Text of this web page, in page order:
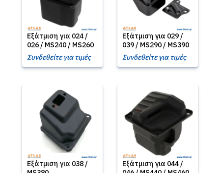
Εξάτμιση για 024 /
026 / MS240 / MS260
Συνδεθείτε για τιμές
Εξάτμιση για 029 /
039 / MS290 / MS390
Συνδεθείτε για τιμές
Εξάτμιση για 038 /
Εξάτμιση για 044 /